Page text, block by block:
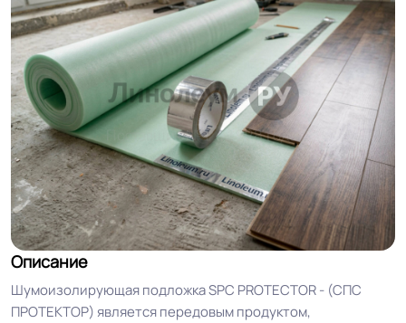
Описание
Шумоизолирующая подложка SPC PROTECTOR - (СПС
ПРОТЕКТОР) является передовым продуктом,